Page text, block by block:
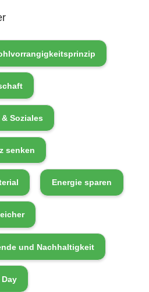
Soziales
senken
Energie sparen
und Nachhaltigkeit